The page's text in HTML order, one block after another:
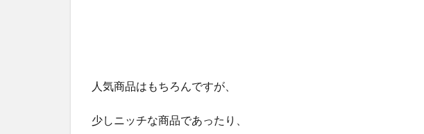
人気商品はもちろんですが、
少しニッチな商品であったり、